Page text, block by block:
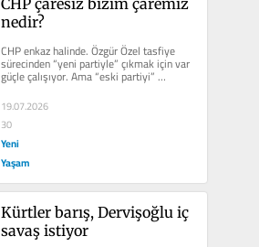
nedir?
CHP enkaz halinde. Özgür Özel tasfiye
sürecinden “yeni partiyle” çıkmak için var
güçle çalışıyor. Ama “eski partiyi”
enkaza...
19.07.2026
30
Yeni
Yaşam
Kürtler barış, Dervişoğlu iç
savaş istiyor